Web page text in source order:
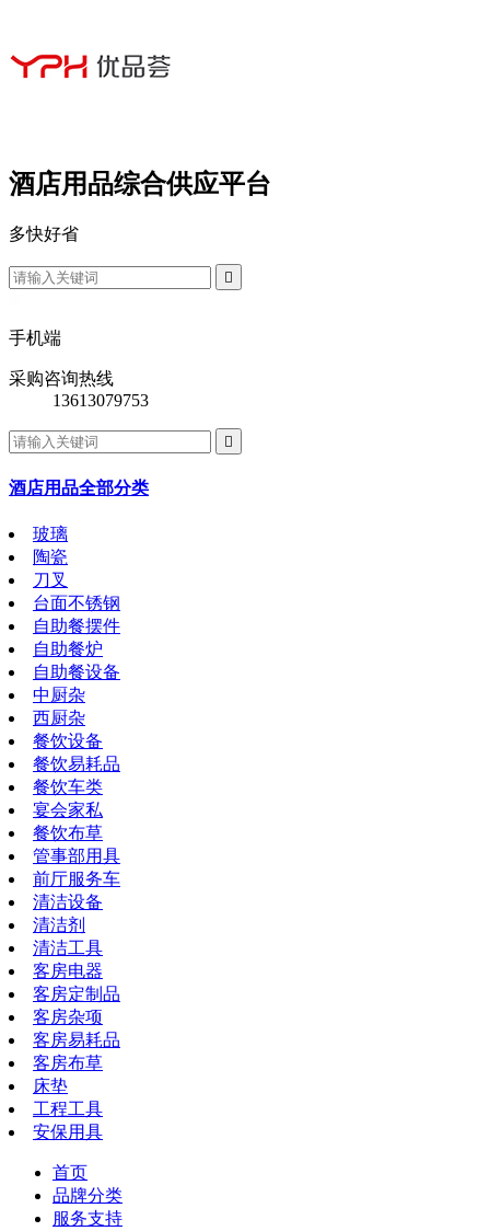
酒店用品综合供应平台
多快好省

手机端
采购咨询热线
13613079753

酒店用品全部分类
玻璃
陶瓷
刀叉
台面不锈钢
自助餐摆件
自助餐炉
自助餐设备
中厨杂
西厨杂
餐饮设备
餐饮易耗品
餐饮车类
宴会家私
餐饮布草
管事部用具
前厅服务车
清洁设备
清洁剂
清洁工具
客房电器
客房定制品
客房杂项
客房易耗品
客房布草
床垫
工程工具
安保用具
首页
品牌分类
服务支持